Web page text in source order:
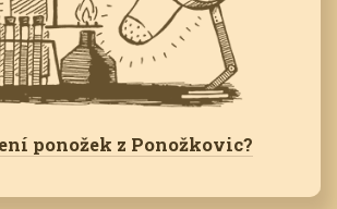
ponožek z Ponožkovic?